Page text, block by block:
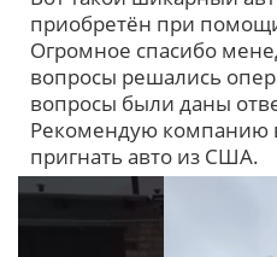
приобретён при
Огромное спасибо
вопросы решались
вопросы были даны
Рекомендую компанию
пригнать авто из США.